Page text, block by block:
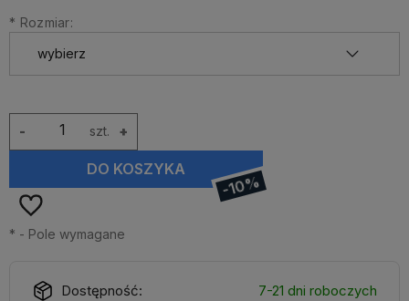
* Rozmiar:
szt. +
-
DO KOSZYKA
-10%
* - Pole wymagane
Dostępność: 7-21 dni roboczych